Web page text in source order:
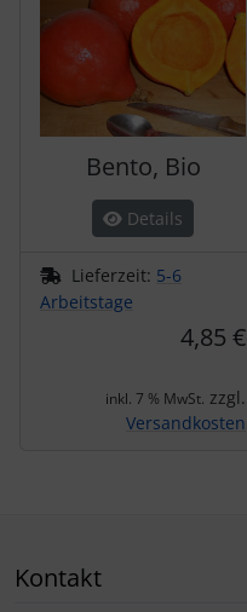
Bento, Bio
Details
Lieferzeit: 5-6
Arbeitstage
4,85 €
inkl. 7 % MwSt. zzgl.
Versandkosten
Kontakt